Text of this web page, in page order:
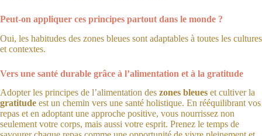
Peut-on appliquer ces principes partout dans le monde ?
Oui, les habitudes des zones bleues sont adaptables à toutes les cultures
et contextes.
Vers une santé durable grâce à l’alimentation et à la gratitude
Adopter les principes de l’alimentation des zones bleues et cultiver la
gratitude est un chemin vers une santé holistique. En rééquilibrant vos
repas et en adoptant une approche positive, vous nourrissez non
seulement votre corps, mais aussi votre esprit. Prenez le temps de